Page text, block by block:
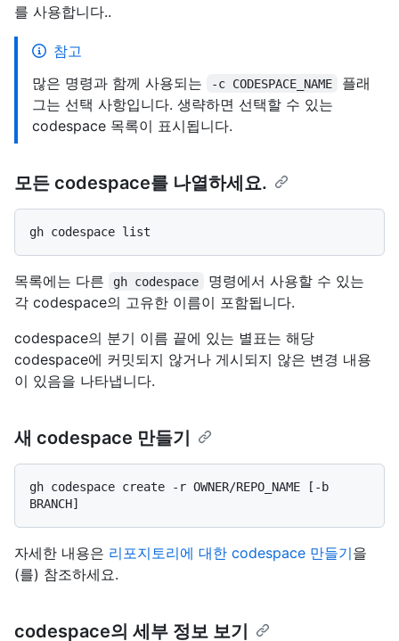
를 사용합니다..
참고
많은 명령과 함께 사용되는
-c CODESPACE_NAME
플래
그는 선택 사항입니다. 생략하면 선택할 수 있는
codespace 목록이 표시됩니다.
모든 codespace를 나열하세요.
목록에는 다른 gh codespace
명령에서 사용할 수 있는
각 codespace의 고유한 이름이 포함됩니다.
codespace의 분기 이름 끝에 있는 별표는 해당
codespace에 커밋되지 않거나 게시되지 않은 변경 내용
이 있음을 나타냅니다.
새 codespace 만들기
gh codespace create -r OWNER/REPO_NAME [-b
자세한 내용은 리포지토리에 대한 codespace 만들기을
(를) 참조하세요.
codespace의 세부 정보 보기